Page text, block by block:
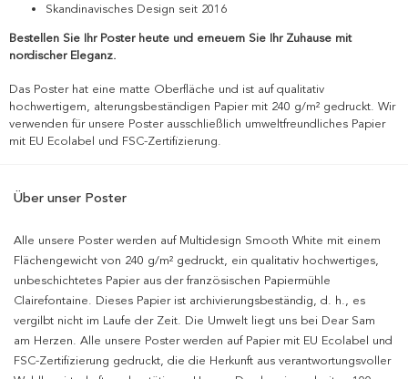
Skandinavisches Design seit 2016
Bestellen Sie Ihr Poster heute und erneuern Sie Ihr Zuhause mit
nordischer Eleganz.
Das Poster hat eine matte Oberfläche und ist auf qualitativ
hochwertigem, alterungsbeständigen Papier mit 240 g/m² gedruckt. Wir
verwenden für unsere Poster ausschließlich umweltfreundliches Papier
mit EU Ecolabel und FSC-Zertifizierung.
Über unser Poster
Alle unsere Poster werden auf Multidesign Smooth White mit einem
Flächengewicht von 240 g/m² gedruckt, ein qualitativ hochwertiges,
unbeschichtetes Papier aus der französischen Papiermühle
Clairefontaine. Dieses Papier ist archivierungsbeständig, d. h., es
vergilbt nicht im Laufe der Zeit. Die Umwelt liegt uns bei Dear Sam
am Herzen. Alle unsere Poster werden auf Papier mit EU Ecolabel und
FSC-Zertifizierung gedruckt, die die Herkunft aus verantwortungsvoller